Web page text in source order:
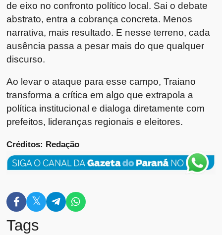
de eixo no confronto político local. Sai o debate
abstrato, entra a cobrança concreta. Menos
narrativa, mais resultado. E nesse terreno, cada
ausência passa a pesar mais do que qualquer
discurso.
Ao levar o ataque para esse campo, Traiano
transforma a crítica em algo que extrapola a
política institucional e dialoga diretamente com
prefeitos, lideranças regionais e eleitores.
Créditos: Redação
Tags